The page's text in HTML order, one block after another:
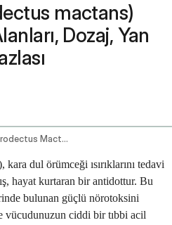
mactans)
Dozaj, Yan
Antivenin Latrodectus Mactans Injection Route
dul örümceği ısırıklarını tedavi
hayat kurtaran bir antidottur. Bu
bulunan güçlü nörotoksini
vücudunuzun ciddi bir tıbbi acil